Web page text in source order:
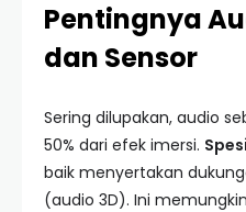
Pentingnya
dan Sensor
Sering dilupakan, audio
50% dari efek imersi.
baik menyertakan
(audio 3D). Ini